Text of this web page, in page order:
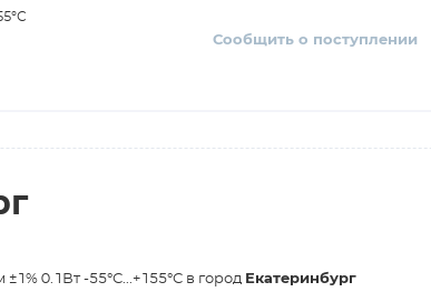
Сообщить о поступлении
0.1Вт -55°С...+155°С в город Екатеринбург